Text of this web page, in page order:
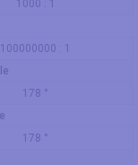
1000 : 1
100000000 : 1
178 °
178 °